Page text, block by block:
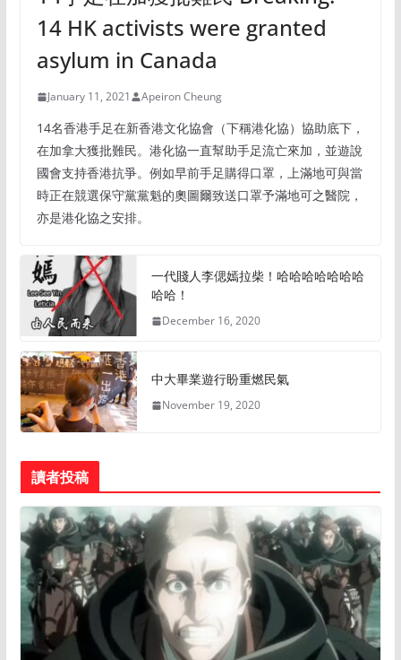
14 HK activists were granted
asylum in Canada
January 11, 2021 Apeiron Cheung
14名香港手足在新香港文化協會（下稱港化協）協助底下，
在加拿大獲批難民。港化協一直幫助手足流亡來加，並遊說
國會支持香港抗爭。例如早前手足購得口罩，上滿地可與當
時正在競選保守黨黨魁的奧圖爾致送口罩予滿地可之醫院，
亦是港化協之安排。
一代賤人李偲嫣拉柴！哈哈哈哈哈哈哈
哈哈！
December 16, 2020
中大畢業遊行盼重燃民氣
November 19, 2020
讀者投稿